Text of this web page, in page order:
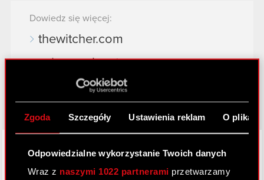
Zgoda Szczegóły Ustawienia reklam O
Odpowiedzialne wykorzystanie Twoich danych
Wraz z naszymi 1022 partnerami przetwarzamy
Dowiedz się więcej:
thewitcher.com
cyberpunk.net
gear.cdprojektred.com